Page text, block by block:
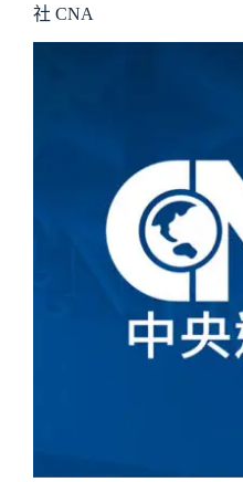
社 CNA